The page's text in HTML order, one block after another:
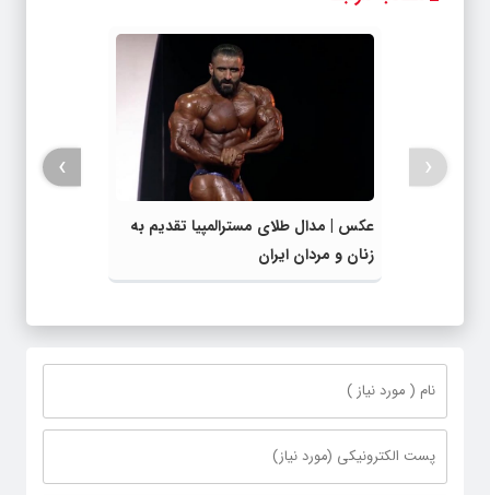
عکس | مدال طلای مسترالمپیا تقدیم به
زنان و مردان ایران
‹
›